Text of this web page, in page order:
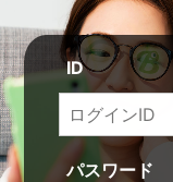
ID
パスワード